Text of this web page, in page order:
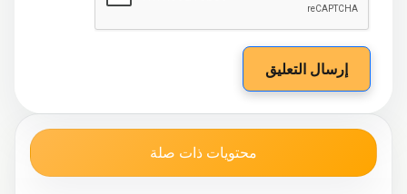
إرسال التعليق
محتويات ذات صلة